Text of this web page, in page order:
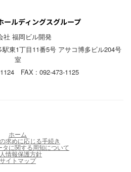
社 福岡ビル開発
東1丁目11番5号 アサコ博多ビル204号
室
FAX : 092-473-1125
ホーム
求めに応じる手続き
タに関する周知について
情報保護方針
サイトマップ